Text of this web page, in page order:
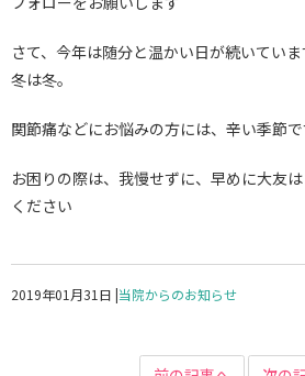
さて、今年は随分と温かい日が続いてい
冬は冬。
関節痛などにお悩みの方には、辛い季節
お困りの際は、我慢せずに、早めに大友
ください
2019年01月31日 |当院からのお知らせ